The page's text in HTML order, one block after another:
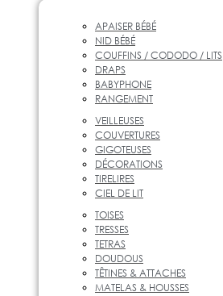
APAISER BÉBÉ
NID BÉBÉ
COUFFINS / CODODO / LITS
DRAPS
BABYPHONE
RANGEMENT
VEILLEUSES
COUVERTURES
GIGOTEUSES
DÉCORATIONS
TIRELIRES
CIEL DE LIT
TOISES
TRESSES
TETRAS
DOUDOUS
TÊTINES & ATTACHES
MATELAS & HOUSSES